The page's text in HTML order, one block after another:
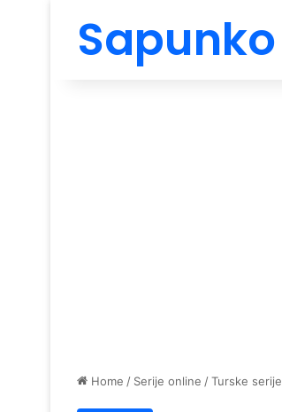
Sapunko
Home / Serije online /Turske serije